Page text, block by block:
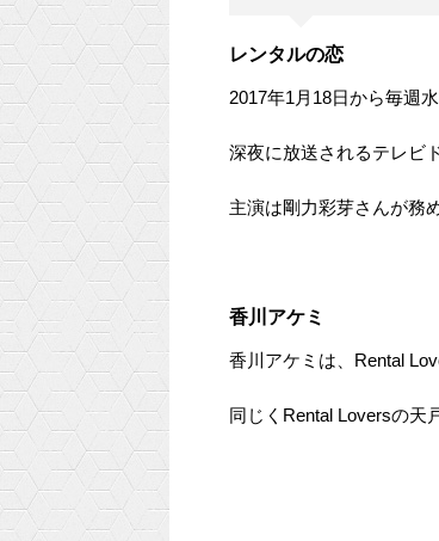
レンタルの恋
2017年1月18日から毎週
深夜に放送されるテレビ
主演は剛力彩芽さんが務
香川アケミ
香川アケミは、Rental
同じくRental Loversの天